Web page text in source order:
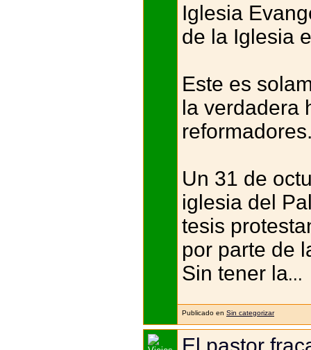
Iglesia
de la Iglesia
Este es
la verdadera
Un 31 de
iglesia del
tesis
por parte de
Sin tener la...
Publicado en Sin categorizar
El pastor